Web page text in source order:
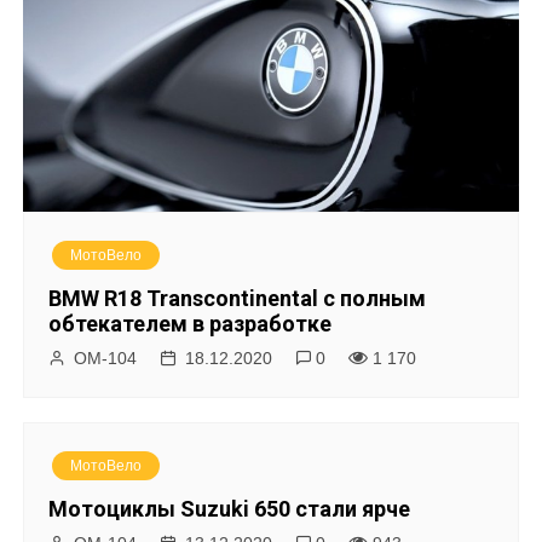
а
п
и
м
МотоВело
BMW R18 Transcontinental с полным
обтекателем в разработке
ОМ-104 18.12.2020 0 1 170
МотоВело
Мотоциклы Suzuki 650 стали ярче